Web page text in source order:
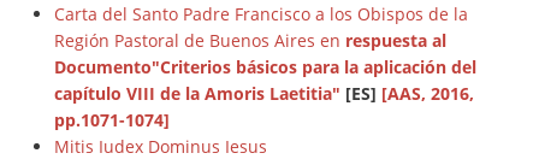
Carta del Santo Padre Francisco a los Obispos de la
Región Pastoral de Buenos Aires en respuesta al
Documento"Criterios básicos para la aplicación del
capítulo VIII de la Amoris Laetitia" [ES] [AAS, 2016,
pp.1071-1074]
Mitis Iudex Dominus Iesus